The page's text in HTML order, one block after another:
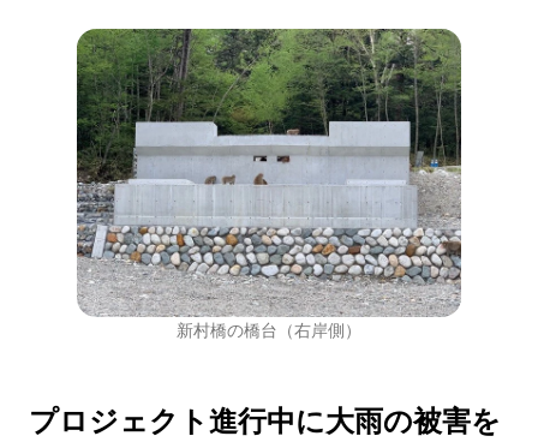
新村橋の橋台（右岸側）
プロジェクト進行中に大雨の被害を